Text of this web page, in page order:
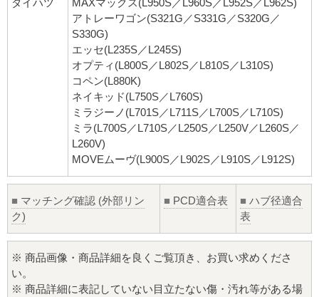
ダイハツ
MAXマックス(L950S／L960S／L952S／L962S)
アトレーワゴン(S321G／S331G／S320G／
S330G)
エッセ(L235S／L245S)
オプティ(L800S／L802S／L810S／L310S)
コペン(L880K)
ネイキッド(L750S／L760S)
ミラジーノ(L701S／L711S／L700S／L710S)
ミラ(L700S／L710S／L250S／L250V／L260S／
L260V)
MOVEムーヴ(L900S／L902S／L910S／L912S)
■ マッチング確認 (外部リン
ク)
■ PCD適合表 ■ ハブ径適合
表
※ 商品画像・商品詳細を良くご覧頂き、お買い求めくださ
い。
※ 商品詳細に表記していない目立たない傷・汚れ等がある場